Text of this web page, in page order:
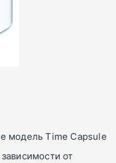
модель Time Capsule
от